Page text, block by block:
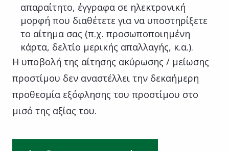
απαραίτητο, έγγραφα σε ηλεκτρονική
μορφή που διαθέτετε για να υποστηρίξετε
το αίτημα σας (π.χ. προσωποποιημένη
κάρτα, δελτίο μερικής απαλλαγής, κ.α.).
Η υποβολή της αίτησης ακύρωσης / μείωσης
προστίμου δεν αναστέλλει την δεκαήμερη
προθεσμία εξόφλησης του προστίμου στο
μισό της αξίας του.